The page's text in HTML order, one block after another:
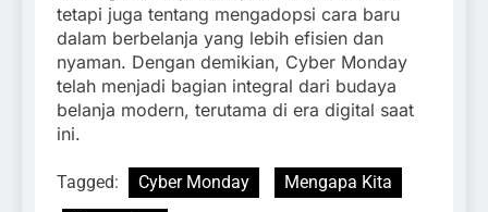
tetapi juga tentang mengadopsi cara baru
dalam berbelanja yang lebih efisien dan
nyaman. Dengan demikian, Cyber Monday
telah menjadi bagian integral dari budaya
belanja modern, terutama di era digital saat
ini.
Tagged: Cyber ​​Monday
Mengapa Kita